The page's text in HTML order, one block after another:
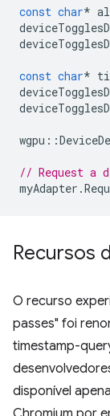
const char*
const char*
wgpu ::
// Request a
myAdapter .
Recursos
O recurso
passes" foi
timestamp-
disponível